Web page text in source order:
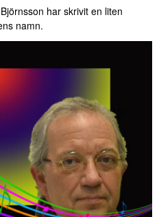
har skrivit en liten
namn.